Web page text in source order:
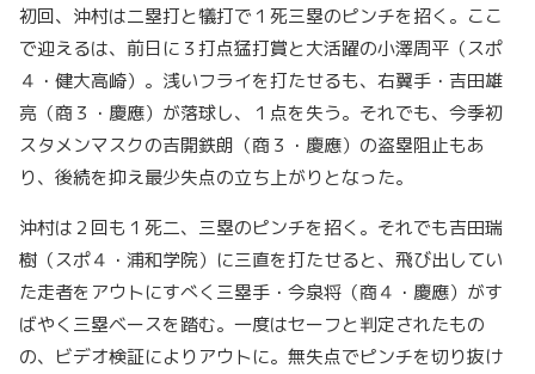
初回、沖村は二塁打と犠打で１死三塁のピンチを招く。ここ
で迎えるは、前日に３打点猛打賞と大活躍の小澤周平（スポ
４・健大高崎）。浅いフライを打たせるも、右翼手・吉田雄
亮（商３・慶應）が落球し、１点を失う。それでも、今季初
スタメンマスクの吉開鉄朗（商３・慶應）の盗塁阻止もあ
り、後続を抑え最少失点の立ち上がりとなった。
沖村は２回も１死二、三塁のピンチを招く。それでも吉田瑞
樹（スポ４・浦和学院）に三直を打たせると、飛び出してい
た走者をアウトにすべく三塁手・今泉将（商４・慶應）がす
ばやく三塁ベースを踏む。一度はセーフと判定されたもの
の、ビデオ検証によりアウトに。無失点でピンチを切り抜け